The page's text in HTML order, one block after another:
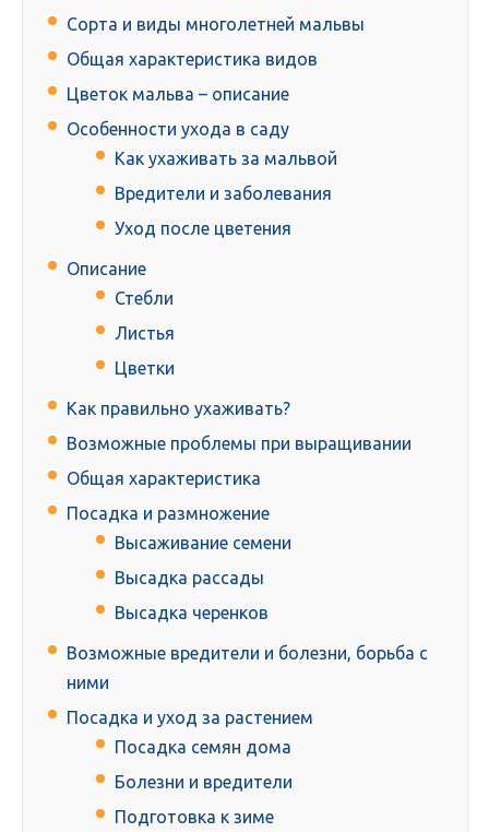
Сорта и виды многолетней мальвы
Общая характеристика видов
Цветок мальва – описание
Особенности ухода в саду
Как ухаживать за мальвой
Вредители и заболевания
Уход после цветения
Описание
Стебли
Листья
Цветки
Как правильно ухаживать?
Возможные проблемы при выращивании
Общая характеристика
Посадка и размножение
Высаживание семени
Высадка рассады
Высадка черенков
Возможные вредители и болезни, борьба с
ними
Посадка и уход за растением
Посадка семян дома
Болезни и вредители
Подготовка к зиме